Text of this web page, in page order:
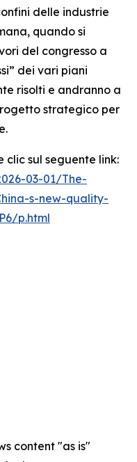
delle industrie
quando si
del congresso a
dei vari piani
risolti e andranno a
strategico per
clic sul seguente link:
03-01/The-
s-new-quality-
p.html
content "as is"